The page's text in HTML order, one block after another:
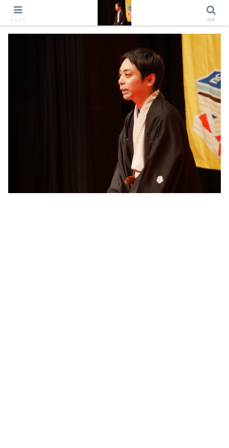
出演情報 出演依頼 日記 プロフィール
メニュー 検索